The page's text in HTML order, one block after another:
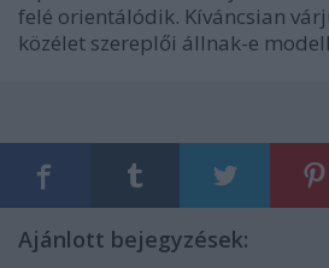
felé orientálódik. Kíváncsian
közélet szereplői állnak-e
Ajánlott bejegyzések: